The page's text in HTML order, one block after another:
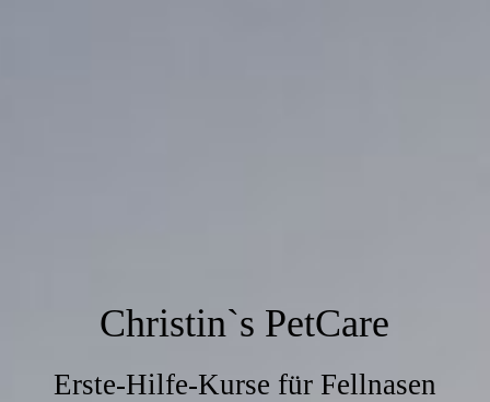
Christin`s PetCare
Erste-Hilfe-Kurse für Fellnasen